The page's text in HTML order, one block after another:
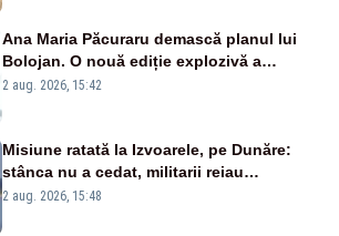
Ana Maria Păcuraru demască planul lui
Bolojan. O nouă ediție explozivă a
emisiunii „Miza Zilei” la Realitatea PLUS
2 aug. 2026, 15:42
Misiune ratată la Izvoarele, pe Dunăre:
stânca nu a cedat, militarii reiau
detonările luni – VIDEO
2 aug. 2026, 15:48